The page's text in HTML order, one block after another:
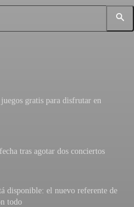
gratis para disfrutar en
tras agotar dos conciertos
disponible: el nuevo referente de
todo